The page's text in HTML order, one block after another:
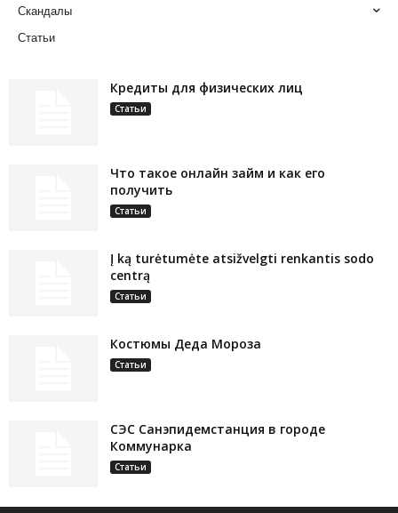
Скандалы
Статьи
Кредиты для физических лиц
Статьи
Что такое онлайн займ и как его
получить
Статьи
Į ką turėtumėte atsižvelgti renkantis sodo
centrą
Статьи
Костюмы Деда Мороза
Статьи
СЭС Санэпидемстанция в городе
Коммунарка
Статьи